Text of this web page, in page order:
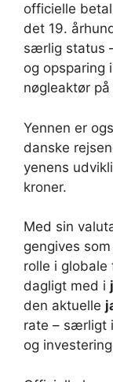
officielle
det 19.
særlig status
og opsparing
nøgleaktør
Yennen er
danske
yenens
kroner.
Med sin
gengives
rolle i globale
dagligt med i
den aktuelle
rate – særligt
og